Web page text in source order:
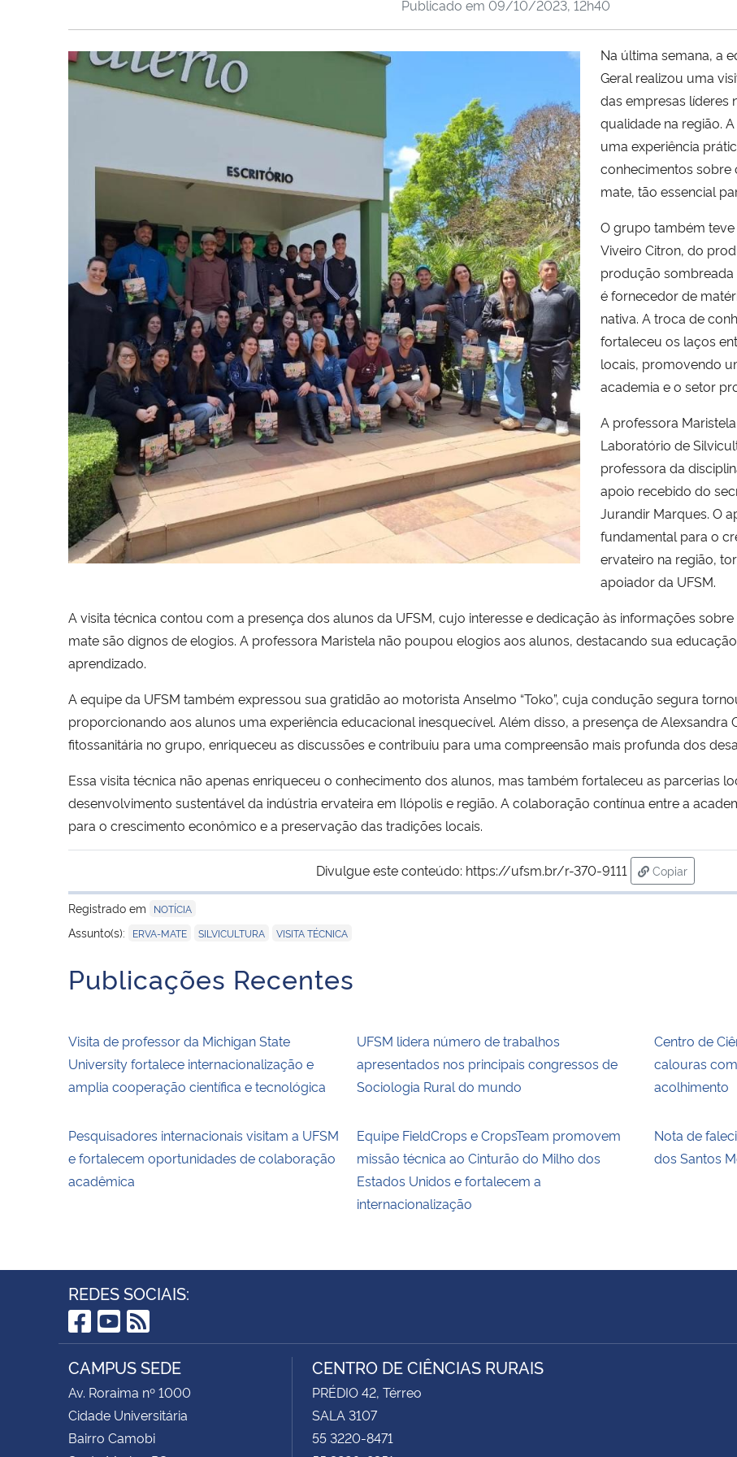
Publicado em 09/10/2023, 12h40
Na última semana, a
Geral realizou uma
das empresas líderes
qualidade na região.
uma experiência
conhecimentos
mate, tão essencial
O grupo também
Viveiro Citron, do
produção sombreada
é fornecedor de
nativa. A troca de
fortaleceu os laços
locais, promovendo
academia e o setor
A professora
Laboratório de
professora da
apoio recebido do
Jurandir Marques. O
fundamental para o
ervateiro na região,
apoiador da UFSM.
A visita técnica contou com a presença dos alunos da UFSM, cujo interesse e dedicação às informações
mate são dignos de elogios. A professora Maristela não poupou elogios aos alunos, destacando sua
aprendizado.
A equipe da UFSM também expressou sua gratidão ao motorista Anselmo “Toko”, cuja condução segura
proporcionando aos alunos uma experiência educacional inesquecível. Além disso, a presença de Alexsandra
fitossanitária no grupo, enriqueceu as discussões e contribuiu para uma compreensão mais profunda dos
Essa visita técnica não apenas enriqueceu o conhecimento dos alunos, mas também fortaleceu as parcerias
desenvolvimento sustentável da indústria ervateira em Ilópolis e região. A colaboração contínua entre a
para o crescimento econômico e a preservação das tradições locais.
Divulgue este conteúdo: https://ufsm.br/r-370-9111
Copiar
para área de
Registrado em
NOTÍCIA
Assunto(s): ERVA-MATE SILVICULTURA VISITA TÉCNICA
Publicações Recentes
Visita de professor da Michigan State
University fortalece internacionalização e
amplia cooperação científica e tecnológica
UFSM lidera número de trabalhos
apresentados nos principais congressos de
Sociologia Rural do mundo
Centro de
calouras
acolhimento
Pesquisadores internacionais visitam a UFSM
e fortalecem oportunidades de colaboração
acadêmica
Equipe FieldCrops e CropsTeam promovem
missão técnica ao Cinturão do Milho dos
Estados Unidos e fortalecem a
internacionalização
Nota de
dos Santos
REDES SOCIAIS:
Facebook
YouTube
RSS
CAMPUS SEDE
Av. Roraima nº 1000
Cidade Universitária
Bairro Camobi
CENTRO DE CIÊNCIAS RURAIS
PRÉDIO 42, Térreo
SALA 3107
55 3220-8471